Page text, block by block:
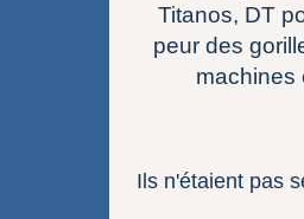
Titanos, DT
peur des
machines
Ils n'étaient pas